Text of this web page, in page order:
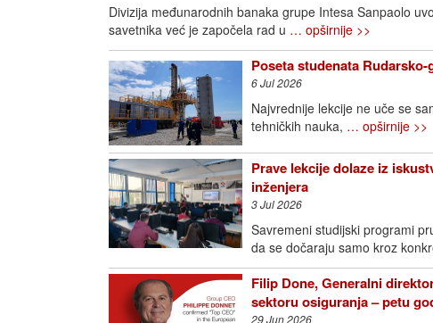
Divizija međunarodnih banaka grupe Intesa Sanpaolo
savetnika već je započela rad u … opširnije >>
Poseta studenata
6 Jul 2026
Najvrednije lekcije ne uče se
tehničkih nauka, … opširnije >>
Prave lekcije dolaze iz
inženjera
3 Jul 2026
Savremeni studijski programi
da se dočaraju samo kroz
Filip Done, Generalni
sektoru osiguranja – petu
29 Jun 2026